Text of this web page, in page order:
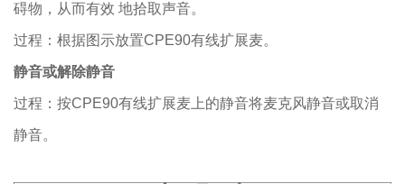
碍物，从而有效 地拾取声音。
过程：根据图示放置CPE90有线扩展麦。
静音或解除静音
过程：按CPE90有线扩展麦上的静音将麦克风静音或取消
静音。